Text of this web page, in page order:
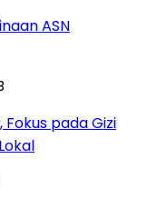
ASN
Fokus pada Gizi